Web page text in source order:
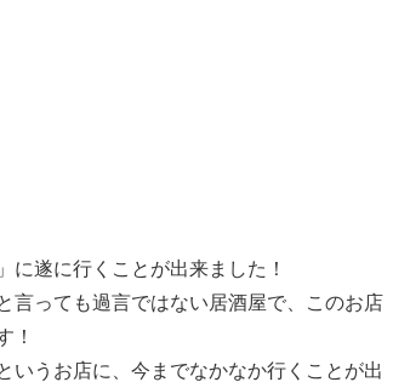
」に遂に行くことが出来ました！
言っても過言ではない居酒屋で、このお店
！
いうお店に、今までなかなか行くことが出